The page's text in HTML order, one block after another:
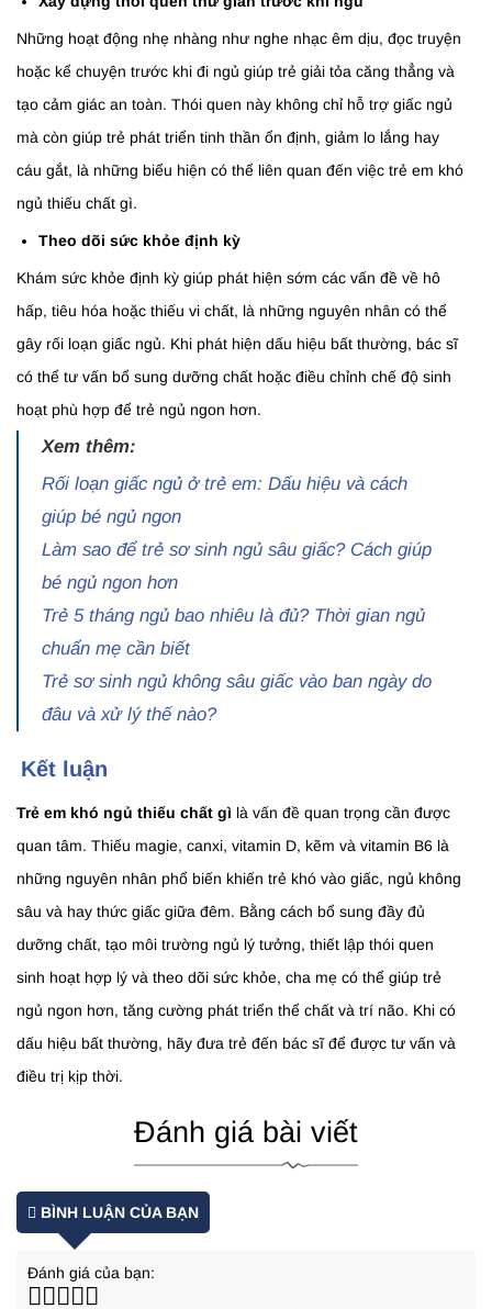
Những hoạt động nhẹ nhàng như nghe nhạc êm dịu, đọc truyện
hoặc kể chuyện trước khi đi ngủ giúp trẻ giải tỏa căng thẳng và
tạo cảm giác an toàn. Thói quen này không chỉ hỗ trợ giấc ngủ
mà còn giúp trẻ phát triển tinh thần ổn định, giảm lo lắng hay
cáu gắt, là những biểu hiện có thể liên quan đến việc trẻ em khó
ngủ thiếu chất gì.
Theo dõi sức khỏe định kỳ
Khám sức khỏe định kỳ giúp phát hiện sớm các vấn đề về hô
hấp, tiêu hóa hoặc thiếu vi chất, là những nguyên nhân có thể
gây rối loạn giấc ngủ. Khi phát hiện dấu hiệu bất thường, bác sĩ
có thể tư vấn bổ sung dưỡng chất hoặc điều chỉnh chế độ sinh
hoạt phù hợp để trẻ ngủ ngon hơn.
Xem thêm:
Rối loạn giấc ngủ ở trẻ em: Dấu hiệu và cách
giúp bé ngủ ngon
Làm sao để trẻ sơ sinh ngủ sâu giấc? Cách giúp
bé ngủ ngon hơn
Trẻ 5 tháng ngủ bao nhiêu là đủ? Thời gian ngủ
chuẩn mẹ cần biết
Trẻ sơ sinh ngủ không sâu giấc vào ban ngày do
đâu và xử lý thế nào?
Kết luận
Trẻ em khó ngủ thiếu chất gì là vấn đề quan trọng cần được
quan tâm. Thiếu magie, canxi, vitamin D, kẽm và vitamin B6 là
những nguyên nhân phổ biến khiến trẻ khó vào giấc, ngủ không
sâu và hay thức giấc giữa đêm. Bằng cách bổ sung đầy đủ
dưỡng chất, tạo môi trường ngủ lý tưởng, thiết lập thói quen
sinh hoạt hợp lý và theo dõi sức khỏe, cha mẹ có thể giúp trẻ
ngủ ngon hơn, tăng cường phát triển thể chất và trí não. Khi có
dấu hiệu bất thường, hãy đưa trẻ đến bác sĩ để được tư vấn và
điều trị kịp thời.
Đánh giá bài viết
BÌNH LUẬN CỦA BẠN
Đánh giá của bạn: